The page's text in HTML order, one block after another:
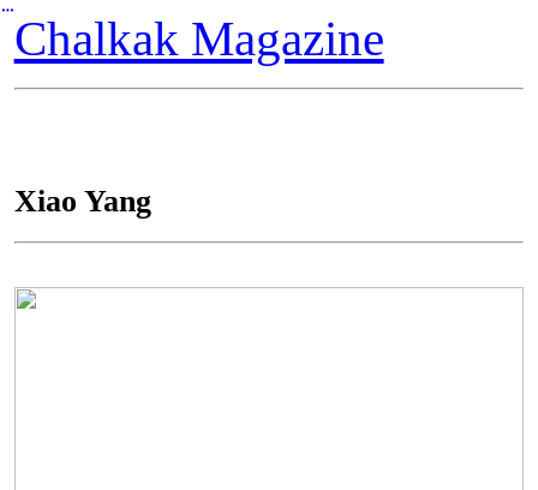
︎Chalkak Magazine
Xiao Yang